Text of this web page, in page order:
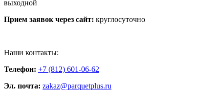
выходной
Прием заявок через сайт: круглосуточно
Наши контакты:
Телефон: +7 (812) 601-06-62
Эл. почта: zakaz@parquetplus.ru